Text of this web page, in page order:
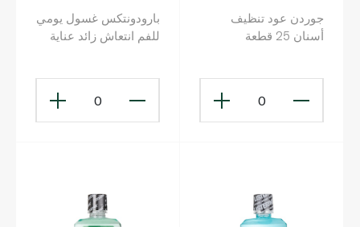
جوردن عود تنظيف
أسنان 25 قطعة
0
بارودونتكس غسول يومي
للفم انتعاش زائد عناية
0